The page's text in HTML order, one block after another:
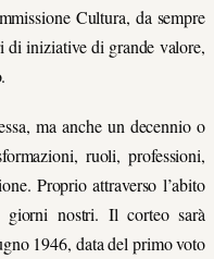
Cultura, da sempre
di iniziative di grande valore,
ma anche un decennio o
ruoli, professioni,
Proprio attraverso l’abito
nostri. Il corteo sarà
1946, data del primo voto